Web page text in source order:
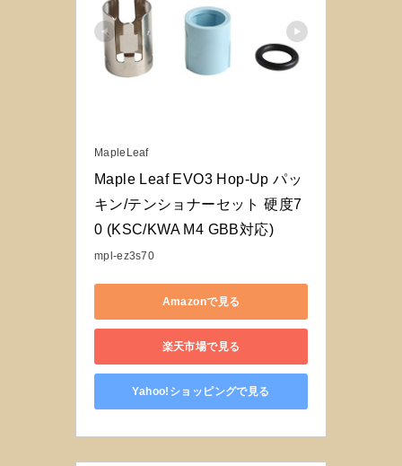
MapleLeaf
Maple Leaf EVO3 Hop-Up パッ
キン/テンショナーセット 硬度7
0 (KSC/KWA M4 GBB対応)
mpl-ez3s70
Amazonで見る
楽天市場で見る
Yahoo!ショッピングで見る